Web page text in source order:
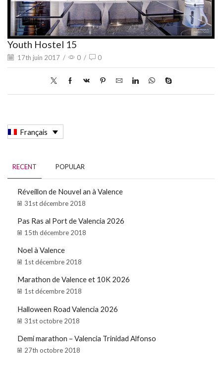
Youth Hostel 15
17th juin 2017 / 0 / 0
Français
RECENT POPULAR
Réveillon de Nouvel an à Valence
31st décembre 2018
Pas Ras al Port de Valencia 2026
15th décembre 2018
Noel à Valence
1st décembre 2018
Marathon de Valence et 10K 2026
1st décembre 2018
Halloween Road Valencia 2026
31st octobre 2018
Demi marathon – Valencia Trinidad Alfonso
27th octobre 2018